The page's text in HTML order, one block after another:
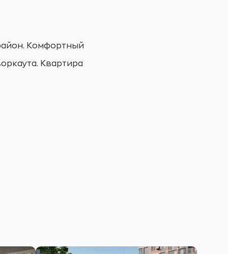
Комфортный
Квартира